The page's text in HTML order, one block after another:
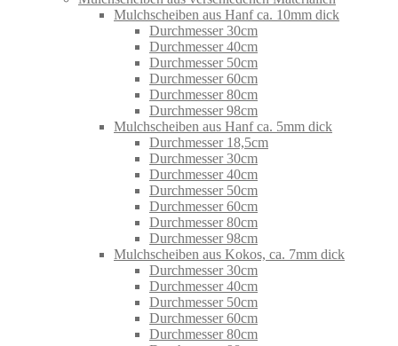
Mulchscheiben aus Hanf ca. 10mm dick
Durchmesser 30cm
Durchmesser 40cm
Durchmesser 50cm
Durchmesser 60cm
Durchmesser 80cm
Durchmesser 98cm
Mulchscheiben aus Hanf ca. 5mm dick
Durchmesser 18,5cm
Durchmesser 30cm
Durchmesser 40cm
Durchmesser 50cm
Durchmesser 60cm
Durchmesser 80cm
Durchmesser 98cm
Mulchscheiben aus Kokos, ca. 7mm dick
Durchmesser 30cm
Durchmesser 40cm
Durchmesser 50cm
Durchmesser 60cm
Durchmesser 80cm